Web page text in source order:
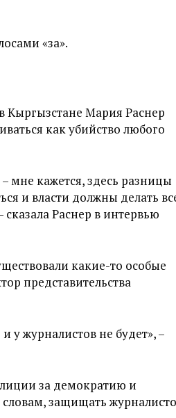
«за».
Кыргызстане Мария Раснер
как убийство любого
мне кажется, здесь разницы
и власти должны делать
сказала Раснер в интервью
какие-то особые
представительства
у журналистов не будет», –
за демократию и
защищать